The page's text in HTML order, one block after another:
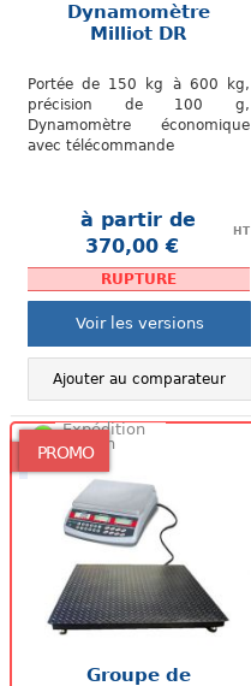
Dynamomètre
Milliot DR
Portée de 150 kg à 600 kg,
précision de 100 g,
Dynamomètre économique
avec télécommande
à partir de
370,00 €
HT
RUPTURE
Voir les versions
Ajouter au comparateur
PROMO
Expédition
48/72h
Groupe de